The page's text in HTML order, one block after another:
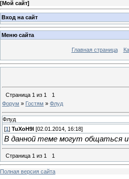
[Мой сайт]
Вход на сайт
Меню сайта
Главная страница
Страница 1 из 1
1
Форум » Гостям » Флуд
Флуд
[1 ] TuXoH9l [02.01.2014, 16:18]
В данной теме могут общаться
Страница 1 из 1 1
Полная версия сайта